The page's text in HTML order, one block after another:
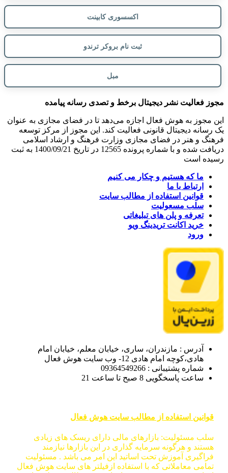
اکسسوری کابینت
ثبت نام بروکر ترندو
مبل
مجوز فعالیت نشر دیجیتال برخط و تصدی رسانه پیامده
این مجوز به هوش فعال اجازه می‌دهد تا در فضای مجازی به عنوان
یک رسانه دیجیتال قانونی فعالیت کند. این مجوز از مرکز توسعه
فرهنگ و هنر در فضای مجازی وزارت فرهنگ و ارشاد اسلامی
دریافت شده و با شماره پرونده 12565 در تاریخ 1400/09/21 به ثبت
رسیده است
ما که هستیم و چکار می کنیم
ارتباط با ما
قوانین استفاده از مطالب سایت
سلب مسعولیت
تعرفه و پلن های تبلیغاتی
خرید اکانت تریدینگ ویو
ورود
آدرس : مازندران، ساری، خیابان معلم، خیابان امام
هادی،کوچه امام هادی 12- وب سایت هوش فعال
شماره پشتیبانی : 09364549266
ساعت پاسخگویی 8 صبح تا ساعت 21
قوانین استفاده از مطالب سایت هوش فعال
سلب مسئولیت: بازارهای مالی دارای ریسک های زیادی
هستند و هرگونه سرمایه گذاری در این بازارها نیازمند
فراگیری آموزش تحت اساتید این امر می باشد . مسئولیت
تمامی معاملاتی که با استفاده ازفیلتر های سایت هوش فعال